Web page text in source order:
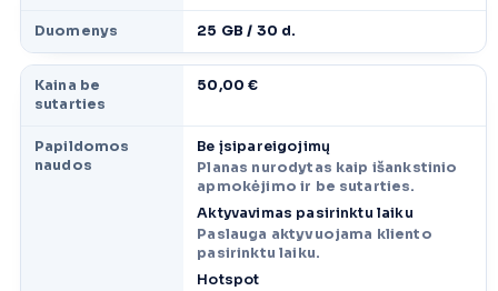
Duomenys 25 GB / 30 d.
Kaina be
sutarties
50,00 €
Papildomos
naudos
Be įsipareigojimų
Planas nurodytas kaip išankstinio
apmokėjimo ir be sutarties.
Aktyvavimas pasirinktu laiku
Paslauga aktyvuojama kliento
pasirinktu laiku.
Hotspot